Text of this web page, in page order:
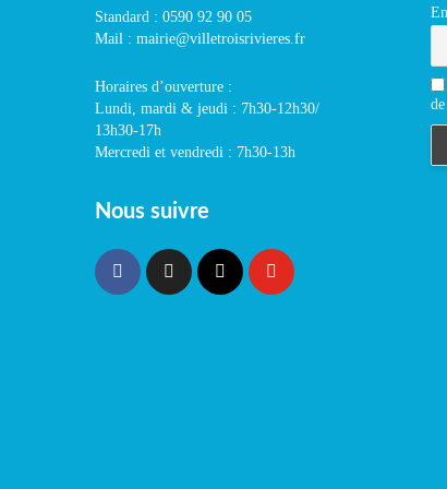
Standard : 0590 92 90 05
Mail : mairie@villetroisrivieres.fr
Horaires d’ouverture :
Lundi, mardi & jeudi : 7h30-12h30/
13h30-17h
Mercredi et vendredi : 7h30-13h
Nous suivre